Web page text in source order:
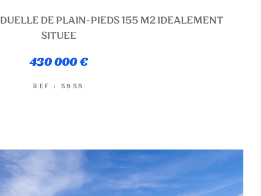
DE PLAIN-PIEDS 155 M2 IDEALEMENT
SITUEE
430 000 €
REF : 5955